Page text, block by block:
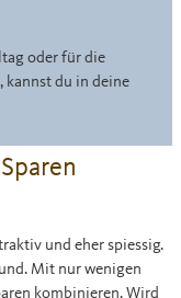
oder für die
kannst du in deine
und eher spiessig.
Mit nur wenigen
kombinieren. Wird